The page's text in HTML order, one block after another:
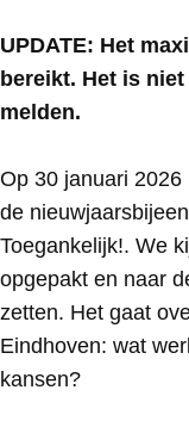
UPDATE: Het
bereikt. Het is
melden.
Op 30 januari
de
Toegankelijk!. We
opgepakt en naar
zetten. Het gaat
Eindhoven: wat
kansen?